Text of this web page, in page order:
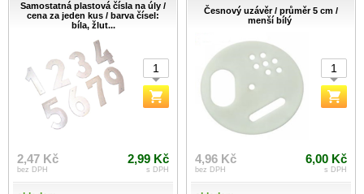
Samostatná plastová čísla na úly /
cena za jeden kus / barva čísel:
bíla, žlut...
2,47 Kč
bez DPH
2,99 Kč
s DPH
Česnový uzávěr / průměr 5 cm /
menší bílý
4,96 Kč
bez DPH
6,00 Kč
s DPH